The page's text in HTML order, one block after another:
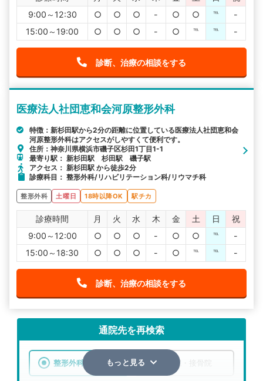
9:00～12:30
○ ○ ○ - ○ ○ ℡
-
15:00～19:00
○ ○ ○ - ○ ℡ ℡ -
診断、治療の相談をする
医療法人社団恵和会河原整形外科
特徴：新杉田駅から2分の距離に位置している医療法人社団恵和会
河原整形外科はアクセスがしやすくて便利です。
住所：神奈川県横浜市磯子区杉田1丁目1-1
最寄り駅： 新杉田駅 杉田駅 磯子駅
アクセス： 新杉田駅 から徒歩2分
診療科目： 整形外科/リハビリテーション科/リウマチ科
整形外科 土曜日 18時以降OK 駅チカ
診療時間 月 火 水 木 金 土 日
祝
9:00～12:00
○ ○ ○ - ○ ○ ℡
-
15:00～18:30
○ ○ ○ - ○ ℡ ℡ -
診断、治療の相談をする
通院先を再検索
整形外科 整骨院・接骨院
もっと見る